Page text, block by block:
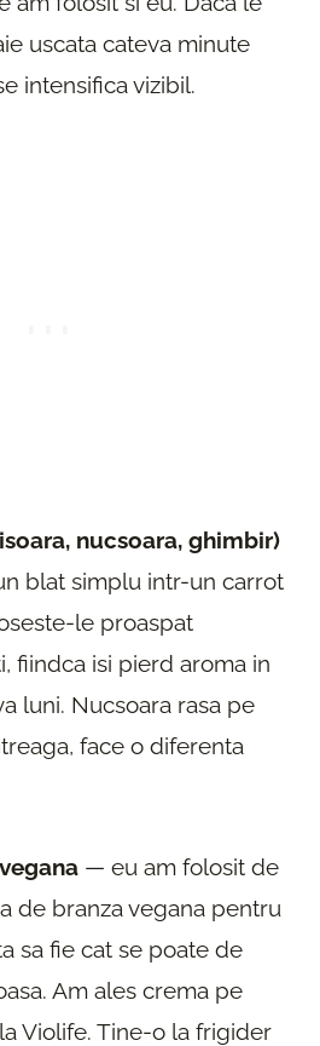
uscata cateva minute
intensifica vizibil.
nucsoara, ghimbir)
blat simplu intr-un carrot
le proaspat
fiindca isi pierd aroma in
luni. Nucsoara rasa pe
face o diferenta
— eu am folosit de
de branza vegana pentru
sa fie cat se poate de
Am ales crema pe
Violife. Tine-o la frigider